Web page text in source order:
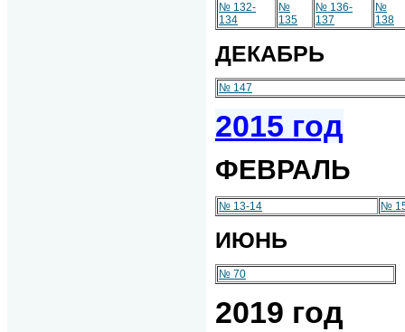
№ 132-
134
№
135
№ 136-
137
№
138
ДЕКАБРЬ
№ 147
2015 год
ФЕВРАЛЬ
№ 13-14 №
ИЮНЬ
№ 70
2019 год